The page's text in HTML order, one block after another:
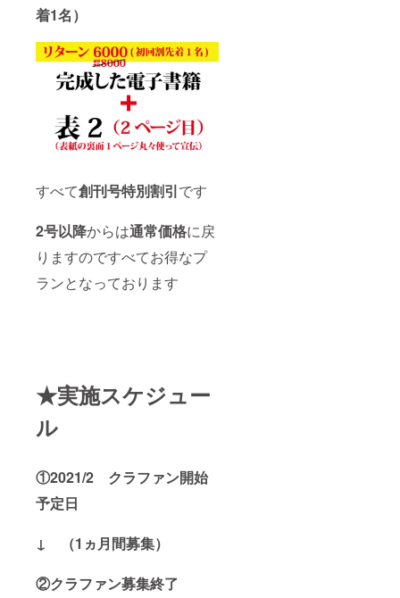
着1名）
すべて創刊号特別割引です
2号以降からは通常価格に戻
りますのですべてお得なプ
ランとなっております
★実施スケジュー
ル
①2021/2 クラファン開始
予定日
↓ （1ヵ月間募集）
②クラファン募集終了